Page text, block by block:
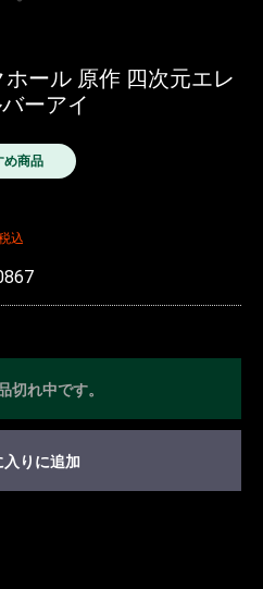
ール 原作 四次元エレ
ーアイ
め商品
込
切れ中です。
入りに追加